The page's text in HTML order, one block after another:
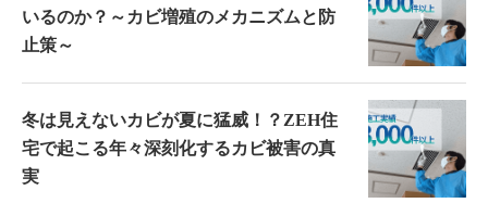
いるのか？～カビ増殖のメカニズムと防
止策～
冬は見えないカビが夏に猛威！？ZEH住
宅で起こる年々深刻化するカビ被害の真
実